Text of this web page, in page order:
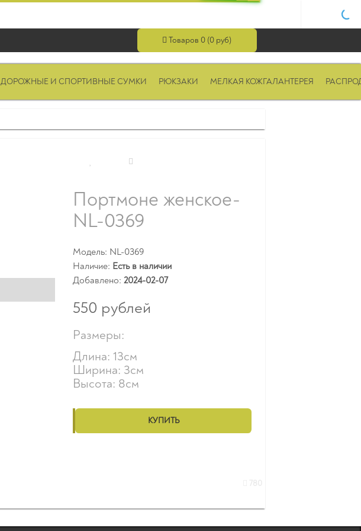
Товаров 0 (0 руб)
ДОРОЖНЫЕ И СПОРТИВНЫЕ СУМКИ РЮКЗАКИ МЕЛКАЯ КОЖГАЛАНТЕРЕЯ
Портмоне женское-
NL-0369
Модель: NL-0369
Наличие: Есть в наличии
Добавлено: 2024-02-07
550 рублей
Размеры:
Длина: 13см
Ширина: 3см
Высота: 8см
КУПИТЬ